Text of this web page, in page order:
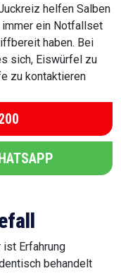
helfen Salben
ein Notfallset
haben. Bei
sich, Eiswürfel zu
zu kontaktieren
Erfahrung
behandelt